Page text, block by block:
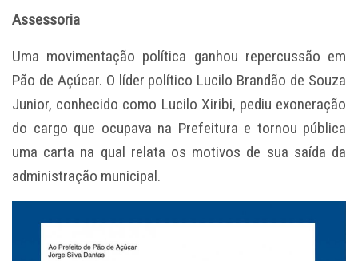
Assessoria
Uma movimentação política ganhou repercussão em
Pão de Açúcar. O líder político Lucilo Brandão de Souza
Junior, conhecido como Lucilo Xiribi, pediu exoneração
do cargo que ocupava na Prefeitura e tornou pública
uma carta na qual relata os motivos de sua saída da
administração municipal.